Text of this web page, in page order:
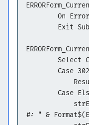
On Error
Exit Sub
Select
Case
Resume
Case
strErrMsg
#: " &